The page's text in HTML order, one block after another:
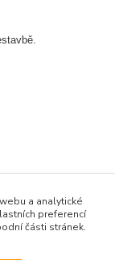
a analytické
preferencí
části stránek.